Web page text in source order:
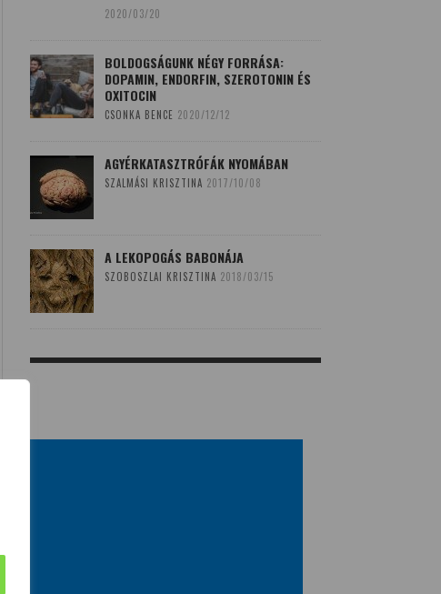
2020/03/20
BOLDOGSÁGUNK NÉGY FORRÁSA:
DOPAMIN, ENDORFIN, SZEROTONIN ÉS
OXITOCIN
CSONKA BENCE 2020/12/12
AGYÉRKATASZTRÓFÁK NYOMÁBAN
SZALMÁSI KRISZTINA 2017/10/08
A LEKOPOGÁS BABONÁJA
SZOBOSZLAI KRISZTINA 2018/03/15